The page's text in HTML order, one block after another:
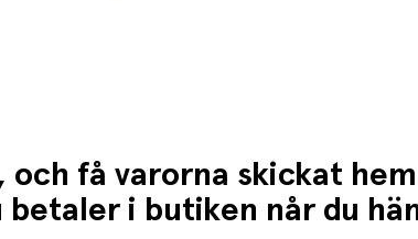
och få varorna skickat
betaler i butiken når du